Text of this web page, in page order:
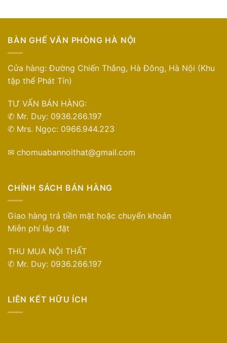
BÀN GHẾ VĂN PHÒNG HÀ NỘI
Cửa hàng: Đường Chiến Thắng, Hà Đông, Hà Nội (Khu
tập thể Phát Tín)
TƯ VẤN BÁN HÀNG:
✆ Mr. Duy: 0936.266.197
✆ Mrs. Ngọc: 0966.944.223
✉ chomuabannoithat@gmail.com
CHÍNH SÁCH BÁN HÀNG
Giao hàng trả tiền mặt hoặc chuyển khoản
Miễn phí lắp đặt
THU MUA NỘI THẤT
✆ Mr. Duy: 0936.266.197
LIÊN KẾT HỮU ÍCH